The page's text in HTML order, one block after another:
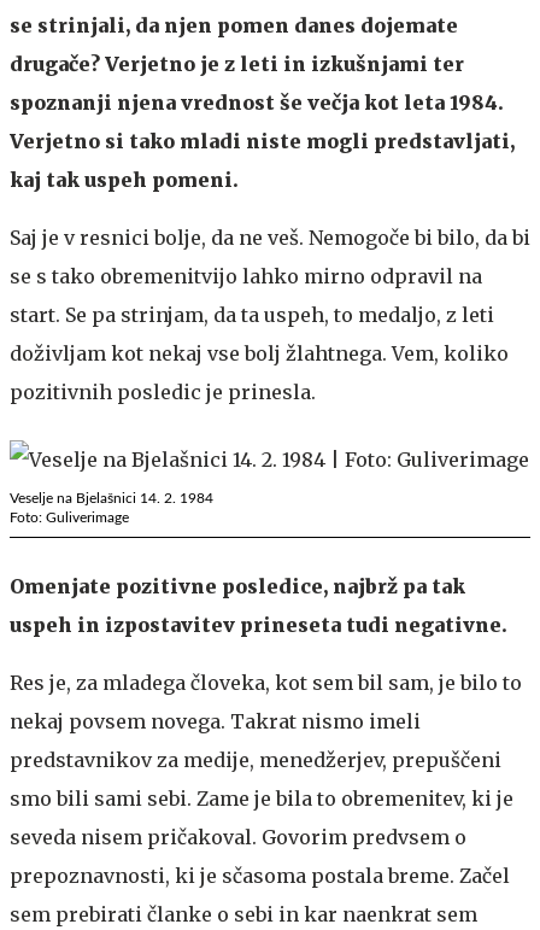
se strinjali, da njen pomen danes dojemate
drugače? Verjetno je z leti in izkušnjami ter
spoznanji njena vrednost še večja kot leta 1984.
Verjetno si tako mladi niste mogli predstavljati,
kaj tak uspeh pomeni.
Saj je v resnici bolje, da ne veš. Nemogoče bi bilo, da bi
se s tako obremenitvijo lahko mirno odpravil na
start. Se pa strinjam, da ta uspeh, to medaljo, z leti
doživljam kot nekaj vse bolj žlahtnega. Vem, koliko
pozitivnih posledic je prinesla.
Veselje na Bjelašnici 14. 2. 1984
Foto: Guliverimage
Omenjate pozitivne posledice, najbrž pa tak
uspeh in izpostavitev prineseta tudi negativne.
Res je, za mladega človeka, kot sem bil sam, je bilo to
nekaj povsem novega. Takrat nismo imeli
predstavnikov za medije, menedžerjev, prepuščeni
smo bili sami sebi. Zame je bila to obremenitev, ki je
seveda nisem pričakoval. Govorim predvsem o
prepoznavnosti, ki je sčasoma postala breme. Začel
sem prebirati članke o sebi in kar naenkrat sem